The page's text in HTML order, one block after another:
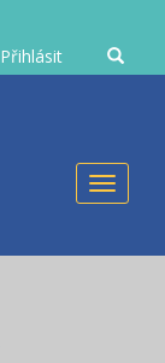
Zadejte
text
Přihlásit
Toggle